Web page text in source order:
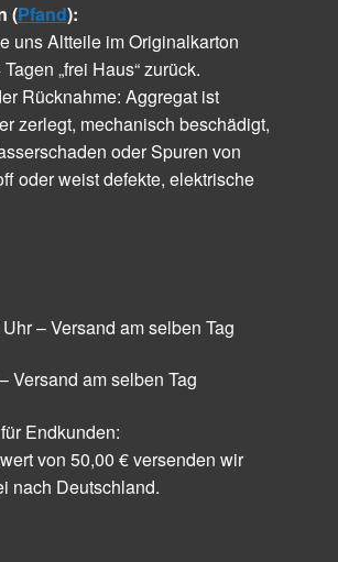
(Pfand):
uns Altteile im Originalkarton
„frei Haus“ zurück.
Rücknahme: Aggregat ist
zerlegt, mechanisch beschädigt,
oder Spuren von
oder weist defekte, elektrische
– Versand am selben Tag
Versand am selben Tag
für Endkunden:
von 50,00 € versenden wir
nach Deutschland.